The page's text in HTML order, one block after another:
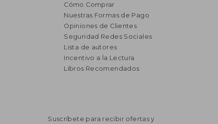
₡ 12.414
Cómo Comprar
Nuestras Formas de Pago
Opiniones de Clientes
Seguridad Redes Sociales
Lista de autores
Incentivo a la Lectura
Libros Recomendados
Suscríbete para recibir ofertas y